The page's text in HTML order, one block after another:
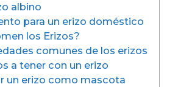
albino
para un erizo doméstico
los Erizos?
comunes de los erizos
a tener con un erizo
un erizo como mascota